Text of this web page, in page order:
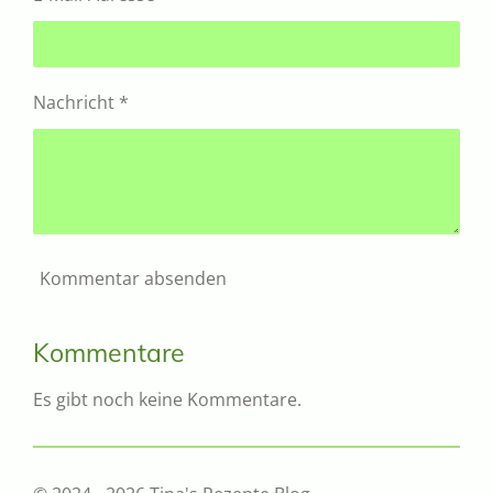
Nachricht *
Kommentar absenden
Kommentare
Es gibt noch keine Kommentare.